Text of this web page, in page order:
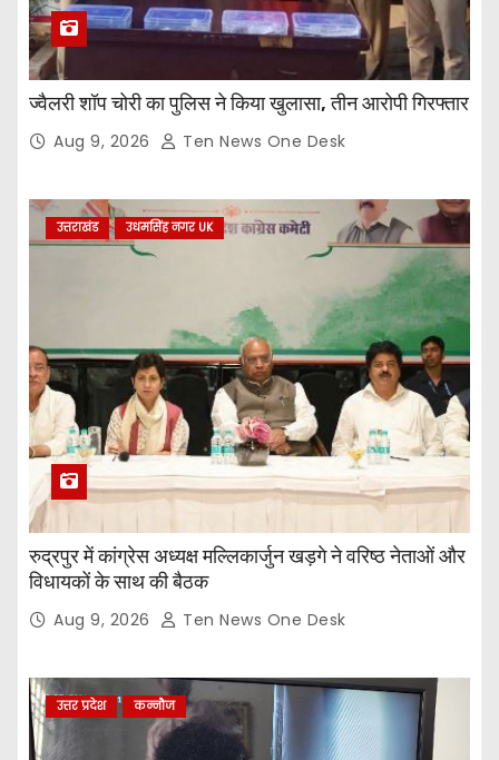
ज्वैलरी शॉप चोरी का पुलिस ने किया खुलासा, तीन आरोपी गिरफ्तार
Aug 9, 2026 Ten News One Desk
उत्तराखंड उधमसिंह नगर UK
रुद्रपुर में कांग्रेस अध्यक्ष मल्लिकार्जुन खड़गे ने वरिष्ठ नेताओं और
विधायकों के साथ की बैठक
Aug 9, 2026 Ten News One Desk
उत्तर प्रदेश कन्नौज